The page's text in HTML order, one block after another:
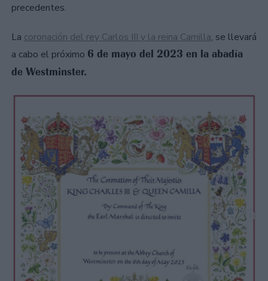
precedentes.
La coronación del rey Carlos III y la reina Camilla, se llevará
a cabo el próximo 6 de mayo del 2023 en la abadía
de Westminster.